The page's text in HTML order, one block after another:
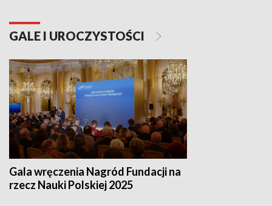
GALE I UROCZYSTOŚCI
Gala wręczenia Nagród Fundacji na
rzecz Nauki Polskiej 2025